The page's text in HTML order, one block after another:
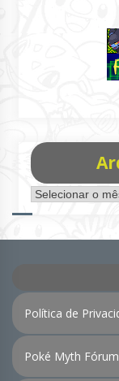
Arquivo
de
Política de
Poké Myth Fórum